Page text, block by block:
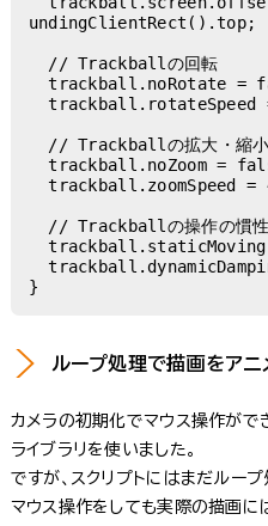
undingClientRect().top;
  trackball.noRotate = false;
  trackball.rotateSpeed = 4.0;
  trackball.noZoom = false;
  trackball.zoomSpeed = 4.0;
  trackball.staticMoving = true;
  trackball.dynamicDampingFactor = 0.1
}
ループ処理で描画をアニ
カメラの初期化でマウス操作
ライブラリを使いました。
ですが、スクリプトにはまだルー
マウス操作をしても実際の描画に